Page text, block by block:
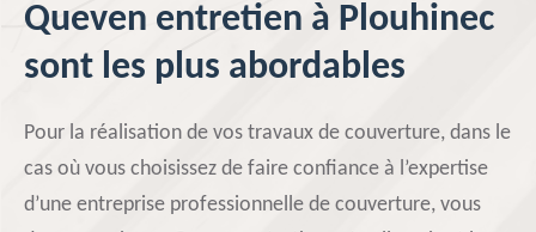
Queven entretien à Plouhinec
sont les plus abordables
Pour la réalisation de vos travaux de couverture, dans le
cas où vous choisissez de faire confiance à l’expertise
d’une entreprise professionnelle de couverture, vous